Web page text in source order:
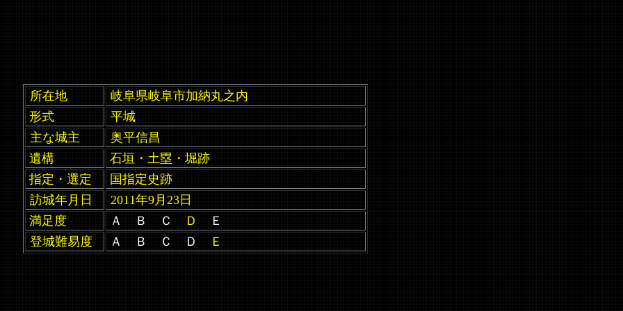
所在地
岐阜県岐阜市加納丸之内
形式
平城
主な城主
奥平信昌
遺構
石垣・土塁・堀跡
指定・選定
国指定史跡
訪城年月日
2011年9月23日
満足度
Ａ Ｂ Ｃ Ｄ
Ｅ
登城難易度
Ａ Ｂ Ｃ Ｄ Ｅ